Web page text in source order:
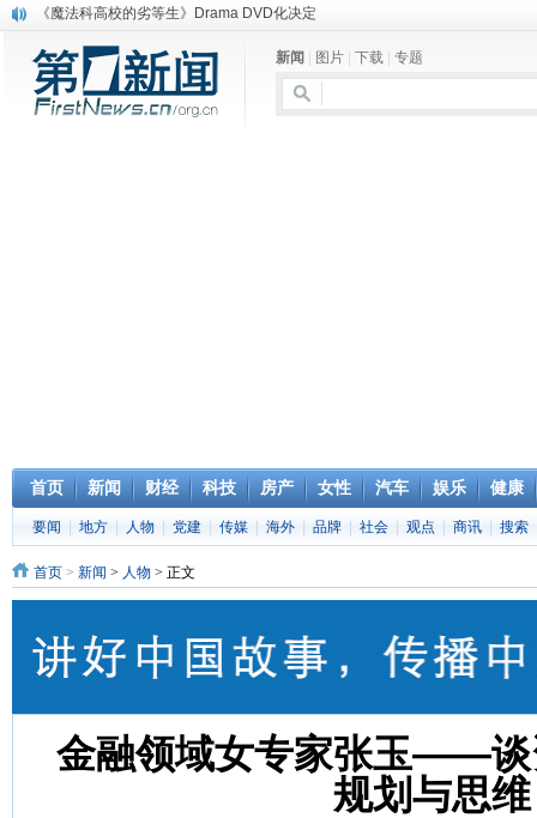
《魔法科高校的劣等生》Drama DVD化决定
消息称刘强东要求京东商城明年扭亏为盈
保健品也能吃出一身病? 康宝莱员工自揭多项家丑
煤价"跳水"电企利润"蹦高" 电煤联动亟待完善
新闻 图片 下载 专题
首页 新闻 财经 科技 房产 女性 汽车 娱乐 健康
要闻 地方 人物 党建 传媒 海外 品牌 社会 观点 商讯 搜索
首页 > 新闻 > 人物 > 正文
金融领域女专家张玉——谈
规划与思维